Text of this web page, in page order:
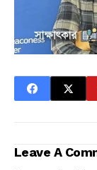
Leave A